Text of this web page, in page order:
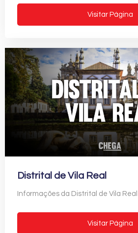
Visitar Página
Distrital de Vila Real
Informações da Distrital de Vila Real
Visitar Página